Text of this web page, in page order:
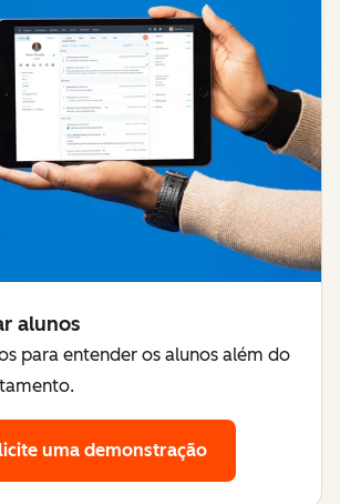
alunos
para entender os alunos além do
uma demonstração